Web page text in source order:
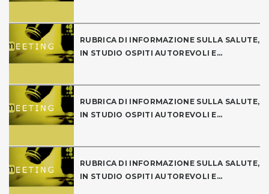
RUBRICA DI INFORMAZIONE SULLA SALUTE,
IN STUDIO OSPITI AUTOREVOLI E...
RUBRICA DI INFORMAZIONE SULLA SALUTE,
IN STUDIO OSPITI AUTOREVOLI E...
RUBRICA DI INFORMAZIONE SULLA SALUTE,
IN STUDIO OSPITI AUTOREVOLI E...